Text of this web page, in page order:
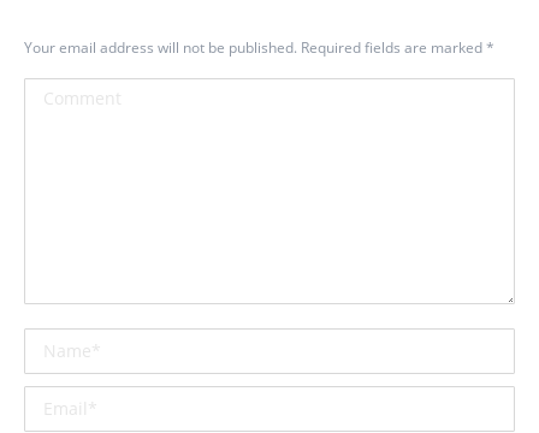
Your email address will not be published. Required fields are marked*
Comment
Name *
Email *